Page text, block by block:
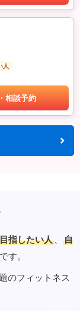
人
相談予約
指したい人 、
自
す。
のフィットネス